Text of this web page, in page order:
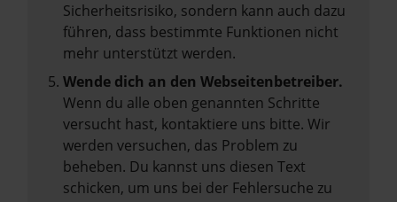
Sicherheitsrisiko, sondern kann auch dazu
führen, dass bestimmte Funktionen nicht
mehr unterstützt werden.
Wende dich an den Webseitenbetreiber.
Wenn du alle oben genannten Schritte
versucht hast, kontaktiere uns bitte. Wir
werden versuchen, das Problem zu
beheben. Du kannst uns diesen Text
schicken, um uns bei der Fehlersuche zu